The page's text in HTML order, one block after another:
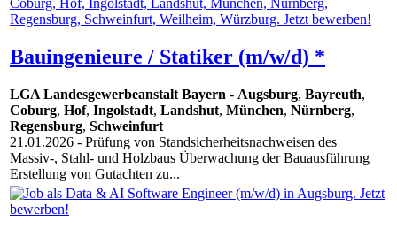
Bauingenieure / Statiker (m/w/d) *
LGA Landesgewerbeanstalt Bayern - Augsburg, Bayreuth,
Coburg, Hof, Ingolstadt, Landshut, München, Nürnberg,
Regensburg, Schweinfurt
21.01.2026 - Prüfung von Standsicherheitsnachweisen des
Massiv-, Stahl- und Holzbaus Überwachung der Bauausführung
Erstellung von Gutachten zu...